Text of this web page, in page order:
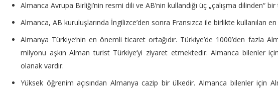
Almanca Avrupa Birliği’nin resmi dili ve AB’nin kullandığı üç „çalışma dilinden“
Almanca, AB kuruluşlarında İngilizce’den sonra Fransızca ile birlikte kullanılan
Almanya Türkiye’nin en önemli ticaret ortağıdır. Türkiye’de 1000’den fazla
milyonu aşkın Alman turist Türkiye’yi ziyaret etmektedir. Almanca bilenler
olanak vardır.
Yüksek öğrenim açısından Almanya cazip bir ülkedir. Almanca bilenler için